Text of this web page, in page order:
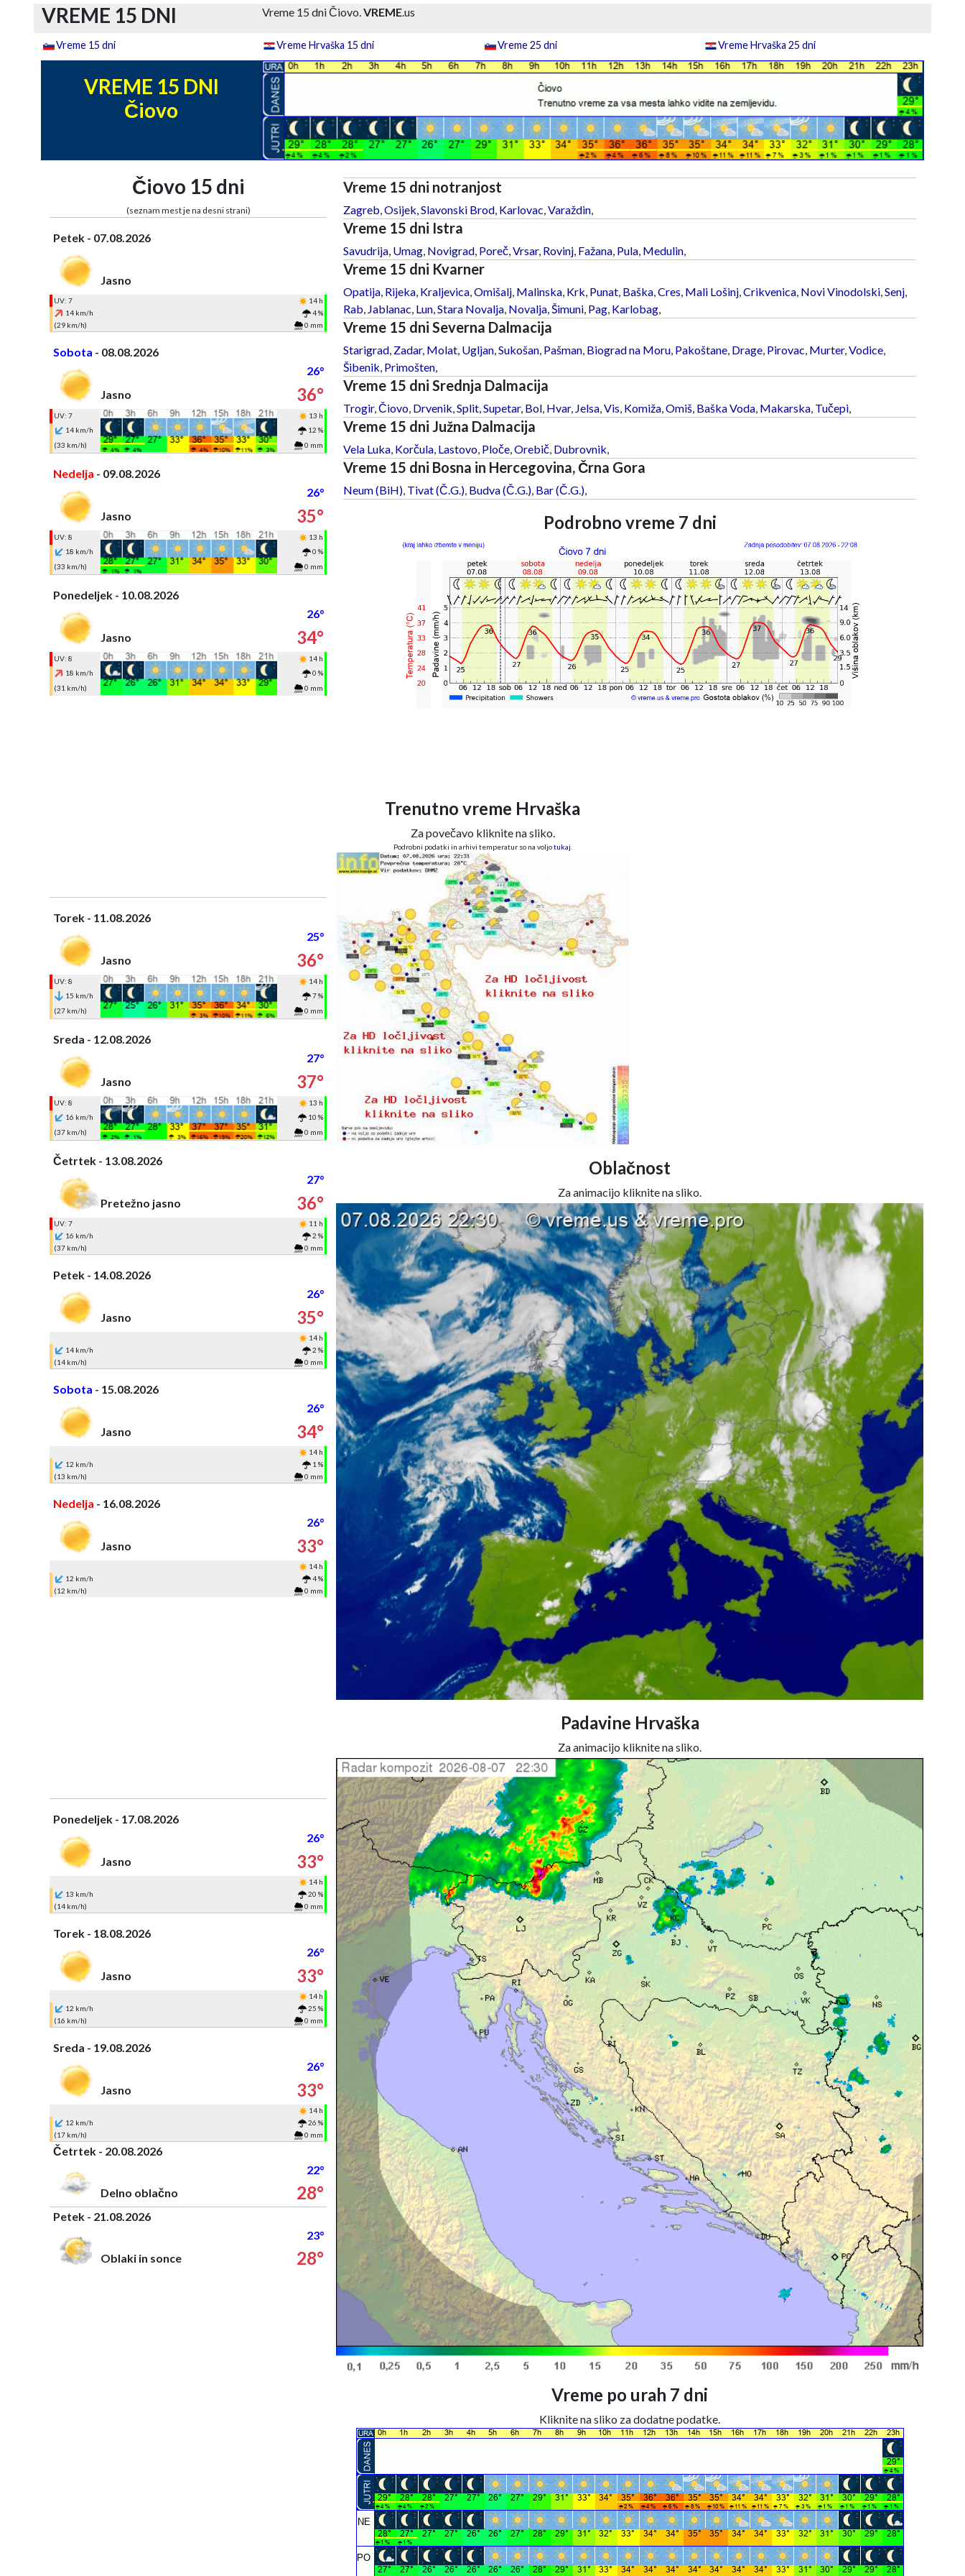
VREME 15 DNI Vreme 15 dni Čiovo.VREME.us
Vreme 15 dni Vreme Hrvaška 15 dni Vreme 25 dni Vreme Hrvaška 25 dni
VREME 15 DNI
Čiovo
Čiovo 15 dni
(seznam mest je na desni strani)
Petek - 07.08.2026
Jasno
UV: 7
14 h
14 km/h
4 %
(29 km/h)
0 mm
Sobota - 08.08.2026
26°
Jasno
36°
UV: 7
13 h
14 km/h
12 %
(33 km/h)
0 mm
Nedelja - 09.08.2026
26°
Jasno
35°
UV: 8
13 h
18 km/h
0 %
(33 km/h)
0 mm
Ponedeljek - 10.08.2026
26°
Jasno
34°
UV: 8
14 h
18 km/h
0 %
(31 km/h)
0 mm
Torek - 11.08.2026
25°
Jasno
36°
UV: 8
14 h
15 km/h
7 %
(27 km/h)
0 mm
Sreda - 12.08.2026
27°
Jasno
37°
UV: 8
13 h
16 km/h
10 %
(37 km/h)
0 mm
Četrtek - 13.08.2026
27°
Pretežno jasno
36°
UV: 7
11 h
16 km/h
2 %
(37 km/h)
0 mm
Petek - 14.08.2026
26°
Jasno
35°
14 h
14 km/h
2 %
(14 km/h)
0 mm
Sobota - 15.08.2026
26°
Jasno
34°
14 h
12 km/h
1 %
(13 km/h)
0 mm
Nedelja - 16.08.2026
26°
Jasno
33°
14 h
12 km/h
4 %
(12 km/h)
0 mm
Ponedeljek - 17.08.2026
26°
Jasno
33°
14 h
13 km/h
20 %
(14 km/h)
0 mm
Torek - 18.08.2026
26°
Jasno
33°
14 h
12 km/h
25 %
(16 km/h)
0 mm
Sreda - 19.08.2026
26°
Jasno
33°
14 h
12 km/h
26 %
(17 km/h)
0 mm
Četrtek - 20.08.2026
22°
Delno oblačno
28°
Petek - 21.08.2026
23°
Oblaki in sonce
28°
Vreme 15 dni notranjost
Zagreb Osijek Slavonski Brod, Karlovac Varaždin,
Vreme 15 dni Istra
Savudrija, Umag, Novigrad, Poreč, Vrsar, Rovinj, Fažana, Pula, Medulin,
Vreme 15 dni Kvarner
Opatija, Rijeka, Kraljevica, Omišalj, Malinska, Krk Punat, Baška, Cres Mali Lošinj, Crikvenica, Novi Vinodolski, Senj,
Rab Jablanac Lun, Stara Novalja, Novalja, Šimuni, Pag, Karlobag,
Vreme 15 dni Severna Dalmacija
Starigrad, Zadar, Molat, Ugljan, Sukošan, Pašman, Biograd na Moru, Pakoštane, Drage, Pirovac Murter, Vodice,
Šibenik Primošten,
Vreme 15 dni Srednja Dalmacija
Trogir, Čiovo, Drvenik Split, Supetar, Bol, Hvar, Jelsa, Vis Komiža, Omiš, Baška Voda, Makarska, Tučepi,
Vreme 15 dni Južna Dalmacija
Vela Luka, Korčula, Lastovo, Ploče, Orebič, Dubrovnik
Vreme 15 dni Bosna in Hercegovina, Črna Gora
Neum (BiH), Tivat (Č.G.), Budva (Č.G.), Bar (Č.G.),
Podrobno vreme 7 dni
Trenutno vreme Hrvaška
Za povečavo kliknite na sliko.
Podrobni podatki in arhivi temperatur so na voljotukaj
Oblačnost
Za animacijo kliknite na sliko.
Padavine Hrvaška
Za animacijo kliknite na sliko.
Vreme po urah 7 dni
Kliknite na sliko za dodatne podatke.